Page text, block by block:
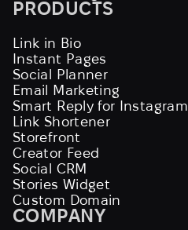
PRODUCTS
Link in Bio
Instant Pages
Social Planner
Email Marketing
Smart Reply for Instagram
Link Shortener
Storefront
Creator Feed
Social CRM
Stories Widget
Custom Domain
COMPANY